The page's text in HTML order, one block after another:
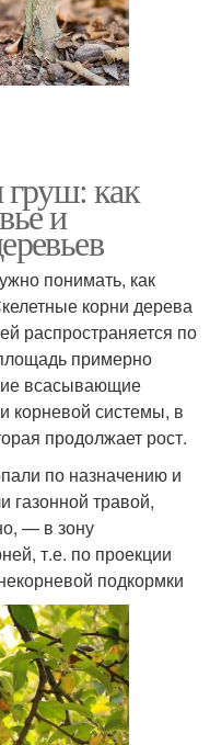
как
и
понимать, как
корни дерева
распространяется по
примерно
всасывающие
корневой системы, в
продолжает рост.
по назначению и
газонной травой,
— в зону
т.е. по проекции
подкормки